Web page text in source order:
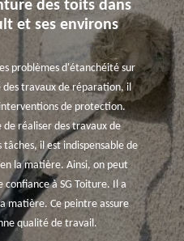
des toits dans
et ses environs
problèmes d'étanchéité sur
travaux de réparation, il
de protection.
de réaliser des travaux de
il est indispensable de
la matière. Ainsi, on peut
à SG Toiture. Il a
matière. Ce peintre assure
qualité de travail.